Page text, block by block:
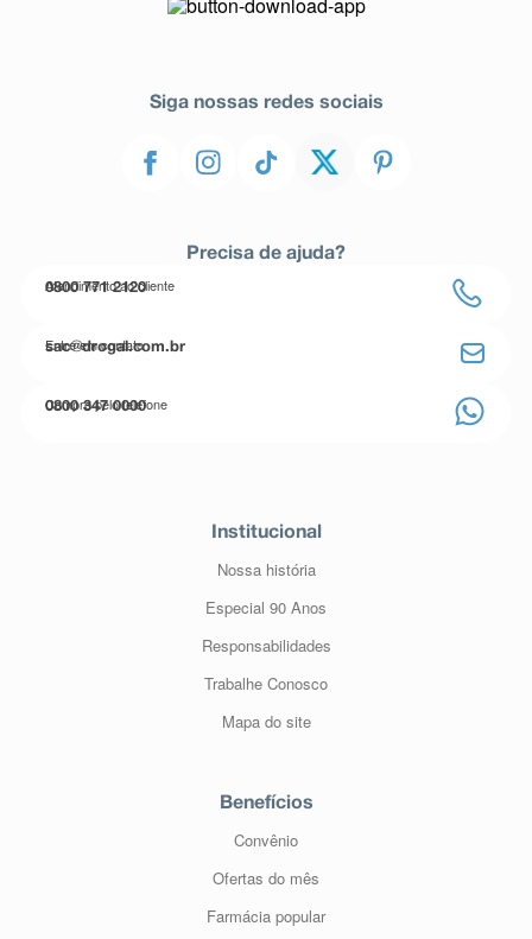
Siga nossas redes sociais
Precisa de ajuda?
Atendimento ao cliente
0800 771 2120
Entre em contato
sac@drogal.com.br
Compre pelo telefone
0800 347 0000
Institucional
Nossa história
Especial 90 Anos
Responsabilidades
Trabalhe Conosco
Mapa do site
Benefícios
Convênio
Ofertas do mês
Farmácia popular